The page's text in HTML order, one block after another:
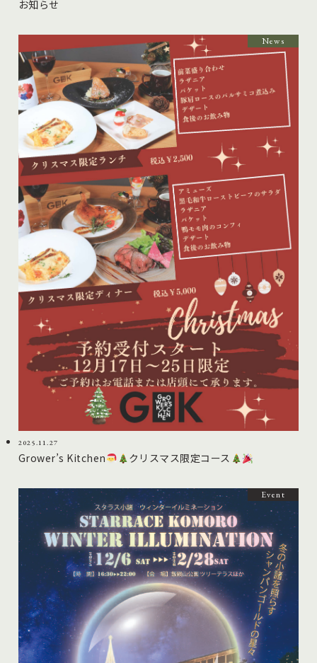
お知らせ
News
2025.11.27
Grower’s Kitchen クリスマス限定コース
Event